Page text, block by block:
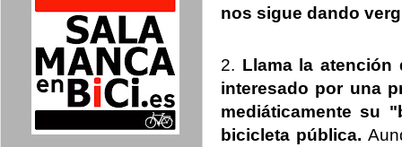
nos sigue dando
2. Llama la atención
interesado por una
mediáticamente su
bicicleta pública.